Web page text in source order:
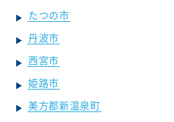
たつの市
丹波市
西宮市
姫路市
美方郡新温泉町